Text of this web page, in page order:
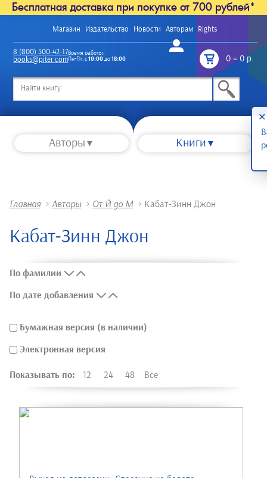
Бесплатная доставка при покупке от 700 рублей*
Магазин Издательство Новости Авторам Rights
Войти
0=0 р.
8 (800) 500-42-17
books@piter.com
Время работы:
Пн-Пт: с10:00до18:00
Авторы Книги
Главная > Авторы > От Й до М > Кабат-Зинн Джон
Кабат-Зинн Джон
По фамилии
По дате добавления
Бумажная версия (в наличии)
Электронная версия
Показывать по: 12 24 48 Все
✕